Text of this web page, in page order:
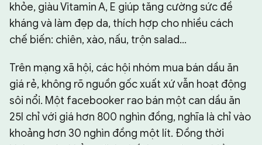
khỏe, giàu Vitamin A, E giúp tăng cường sức đề
kháng và làm đẹp da, thích hợp cho nhiều cách
chế biến: chiên, xào, nấu, trộn salad…
Trên mạng xã hội, các hội nhóm mua bán dầu ăn
giá rẻ, không rõ nguồn gốc xuất xứ vẫn hoạt động
sôi nổi. Một facebooker rao bán một can dầu ăn
25l chỉ với giá hơn 800 nghìn đồng, nghĩa là chỉ vào
khoảng hơn 30 nghìn đồng một lít. Đồng thời